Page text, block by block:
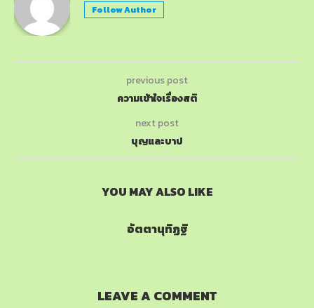
Follow Author
previous post
ความเข้าใจเรื่องสติ
next post
บุญและบาป
YOU MAY ALSO LIKE
อัตตานุทิฏฐิ
LEAVE A COMMENT